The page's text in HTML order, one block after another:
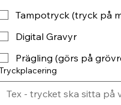
Tampotryck (tryck på
Digital Gravyr
Prägling (görs på